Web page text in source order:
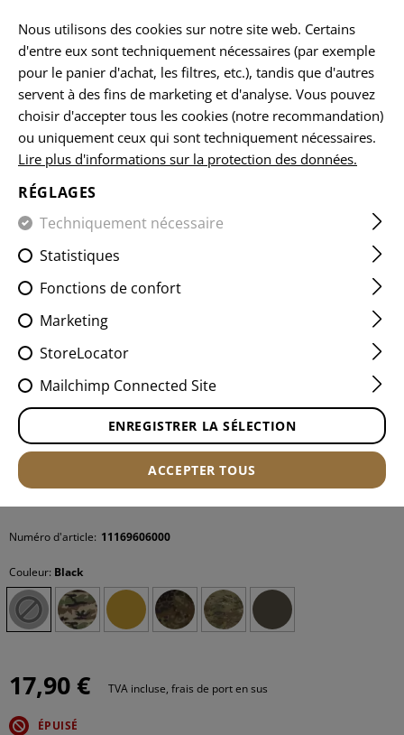
ACCUEIL EQUIPEMENTS POCHETTES POCHETTES Á
9MM MAG POUCH FLAP LC
Numéro d'article: 11169606000
Couleur: Black
17,90 € TVA incluse, frais de port en sus
ÉPUISÉ
Nous utilisons des cookies sur notre site web. Certains
d'entre eux sont techniquement nécessaires (par exemple
pour le panier d'achat, les filtres, etc.), tandis que d'autres
servent à des fins de marketing et d'analyse. Vous pouvez
choisir d'accepter tous les cookies (notre recommandation)
ou uniquement ceux qui sont techniquement nécessaires.
Lire plus d'informations sur la protection des données.
RÉGLAGES
Techniquement nécessaire
Statistiques
Fonctions de confort
Marketing
StoreLocator
Mailchimp Connected Site
ENREGISTRER LA SÉLECTION
ACCEPTER TOUS